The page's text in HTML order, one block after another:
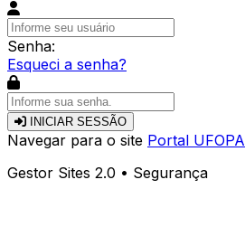
Senha:
Esqueci a senha?
INICIAR SESSÃO
Navegar para o site Portal UFOPA
Gestor Sites 2.0 • Segurança